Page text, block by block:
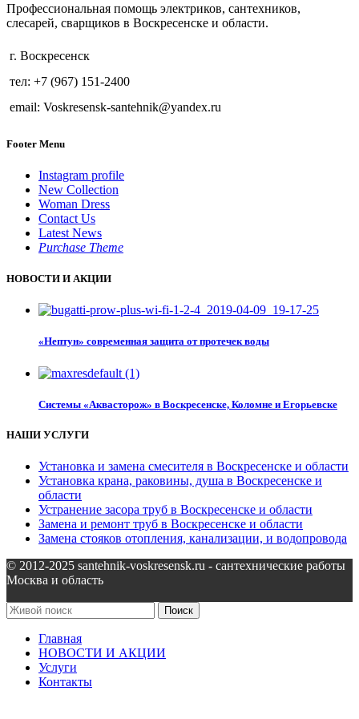
Профессиональная помощь электриков, сантехников,
слесарей, сварщиков в Воскресенске и области.
г. Воскресенск
тел: +7 (967) 151-2400
email: Voskresensk-santehnik@yandex.ru
Footer Menu
Instagram profile
New Collection
Woman Dress
Contact Us
Latest News
Purchase Theme
НОВОСТИ И АКЦИИ
«Нептун» современная защита от протечек воды
Системы «Аквасторож» в Воскресенске, Коломне и Егорьевске
НАШИ УСЛУГИ
Установка и замена смесителя в Воскресенске и области
Установка крана, раковины, душа в Воскресенске и
области
Устранение засора труб в Воскресенске и области
Замена и ремонт труб в Воскресенске и области
Замена стояков отопления, канализации, и водопровода
© 2012-2025 santehnik-voskresensk.ru - сантехнические работы
Москва и область
Поиск
Главная
НОВОСТИ И АКЦИИ
Услуги
Контакты